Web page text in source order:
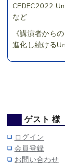
CEDEC2022
など
《講演者から
進化し続ける
ゲスト 様
ログイン
会員登録
お問い合わせ